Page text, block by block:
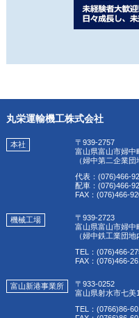
丸栄運輸機工株式会社
本社
〒939-2757
富山県富山市婦中
（婦中第二企業団
代表：(076)466-
配車：(076)466-
FAX：(076)466-
機械工場
〒939-2723
富山県富山市婦中
（婦中鉄工業団地
TEL：(076)466-
FAX：(076)466-
富山新港事業所
〒933-0252
富山県射水市七美
TEL：(0766)86-